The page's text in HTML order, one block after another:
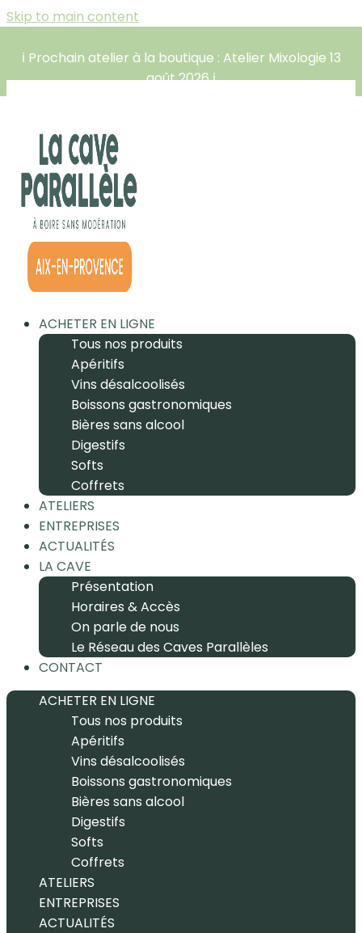
Skip to main content
ℹ️ Prochain atelier à la boutique : Atelier Mixologie 13
août 2026 ℹ️
ACHETER EN LIGNE
Tous nos produits
Apéritifs
Vins désalcoolisés
Boissons gastronomiques
Bières sans alcool
Digestifs
Softs
Coffrets
ATELIERS
ENTREPRISES
ACTUALITÉS
LA CAVE
Présentation
Horaires & Accès
On parle de nous
Le Réseau des Caves Parallèles
CONTACT
ACHETER EN LIGNE
Tous nos produits
Apéritifs
Vins désalcoolisés
Boissons gastronomiques
Bières sans alcool
Digestifs
Softs
Coffrets
ATELIERS
ENTREPRISES
ACTUALITÉS